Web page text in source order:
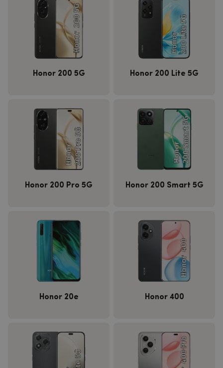
Honor 200 5G Honor 200 Lite 5G
Honor 200 Pro 5G Honor 200 Smart 5G
Honor 20e Honor 400